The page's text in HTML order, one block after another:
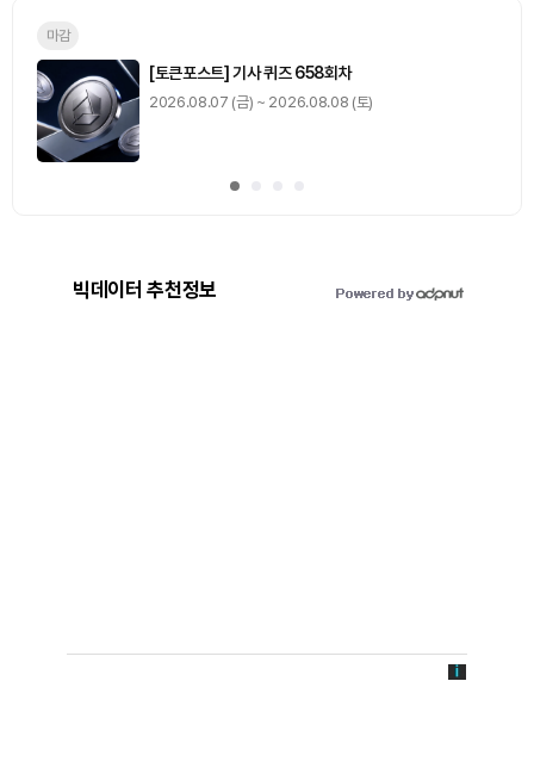
마감
[토큰포스트] 기사 퀴즈 658회차
2026.08.07 (금) ~ 2026.08.08 (토)
빅데이터 추천정보